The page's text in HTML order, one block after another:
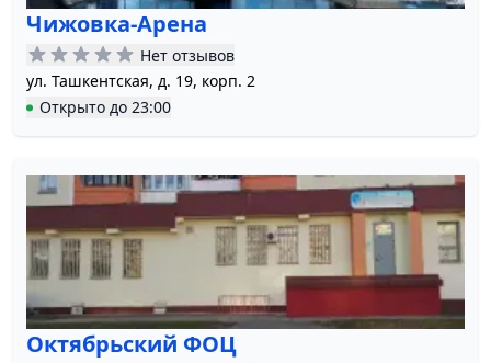
Чижовка-Арена
Нет отзывов
ул. Ташкентская, д. 19, корп. 2
Открыто до 23:00
Октябрьский ФОЦ